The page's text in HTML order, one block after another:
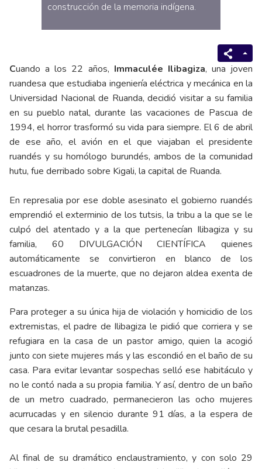
construcción de la memoria indígena.
Cuando a los 22 años, Immaculée Ilibagiza, una joven
ruandesa que estudiaba ingeniería eléctrica y mecánica en la
Universidad Nacional de Ruanda, decidió visitar a su familia
en su pueblo natal, durante las vacaciones de Pascua de
1994, el horror trasformó su vida para siempre. El 6 de abril
de ese año, el avión en el que viajaban el presidente
ruandés y su homólogo burundés, ambos de la comunidad
hutu, fue derribado sobre Kigali, la capital de Ruanda.
En represalia por ese doble asesinato el gobierno ruandés
emprendió el exterminio de los tutsis, la tribu a la que se le
culpó del atentado y a la que pertenecían Ilibagiza y su
familia, 60 DIVULGACIÓN CIENTÍFICA quienes
automáticamente se convirtieron en blanco de los
escuadrones de la muerte, que no dejaron aldea exenta de
matanzas.
Para proteger a su única hija de violación y homicidio de los
extremistas, el padre de Ilibagiza le pidió que corriera y se
refugiara en la casa de un pastor amigo, quien la acogió
junto con siete mujeres más y las escondió en el baño de su
casa. Para evitar levantar sospechas selló ese habitáculo y
no le contó nada a su propia familia. Y así, dentro de un baño
de un metro cuadrado, permanecieron las ocho mujeres
acurrucadas y en silencio durante 91 días, a la espera de
que cesara la brutal pesadilla.
Al final de su dramático enclaustramiento, y con solo 29